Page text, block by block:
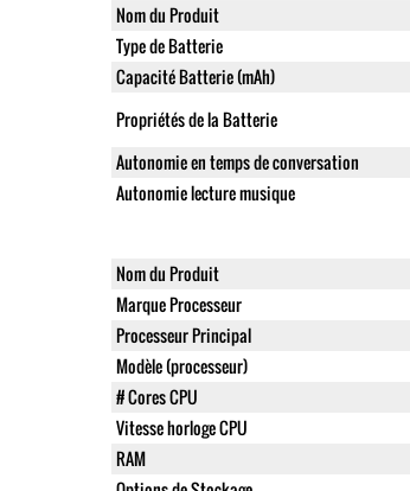
Nom du Produit
Type de Batterie
Capacité Batterie (mAh)
Propriétés de la Batterie
Autonomie en temps de conversation
Autonomie lecture musique
Nom du Produit
Marque Processeur
Processeur Principal
Modèle (processeur)
# Cores CPU
Vitesse horloge CPU
RAM